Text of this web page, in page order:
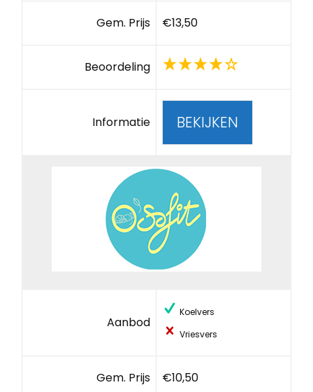
Gem. Prijs €13,50
Beoordeling
Informatie BEKIJKEN
Aanbod
Koelvers
Vriesvers
Gem. Prijs €10,50